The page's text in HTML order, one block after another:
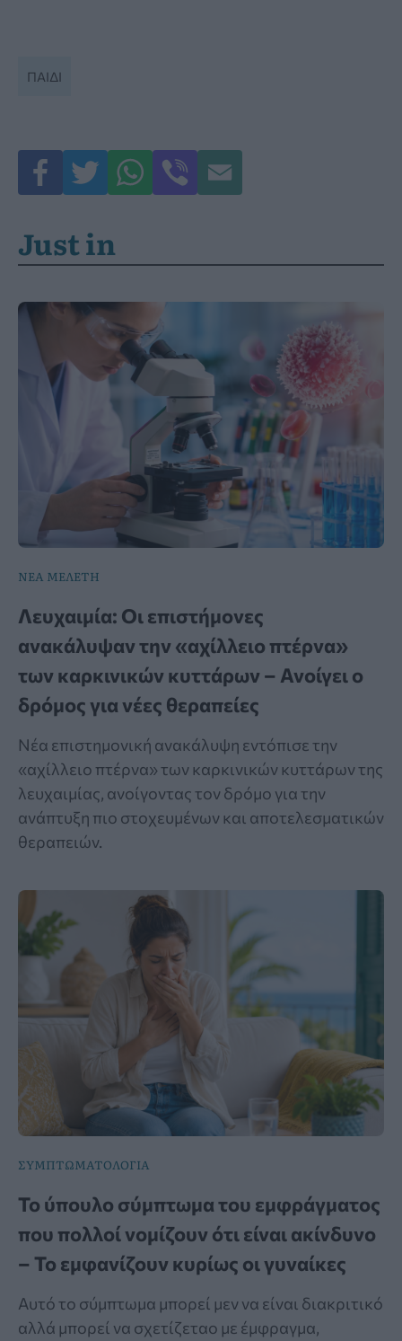
ΠΑΙΔΙ
Just in
ΝΕΑ ΜΕΛΕΤΗ
Λευχαιμία: Οι επιστήμονες
ανακάλυψαν την «αχίλλειο πτέρνα»
των καρκινικών κυττάρων – Ανοίγει ο
δρόμος για νέες θεραπείες
Νέα επιστημονική ανακάλυψη εντόπισε την
«αχίλλειο πτέρνα» των καρκινικών κυττάρων της
λευχαιμίας, ανοίγοντας τον δρόμο για την
ανάπτυξη πιο στοχευμένων και αποτελεσματικών
θεραπειών.
ΣΥΜΠΤΩΜΑΤΟΛΟΓΙΑ
Το ύπουλο σύμπτωμα του εμφράγματος
που πολλοί νομίζουν ότι είναι ακίνδυνο
– Το εμφανίζουν κυρίως οι γυναίκες
Αυτό το σύμπτωμα μπορεί μεν να είναι διακριτικό
αλλά μπορεί να σχετίζεταο με έμφραγμα,